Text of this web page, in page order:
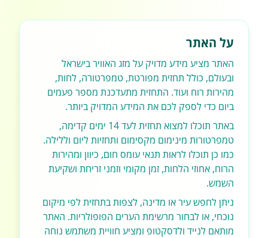
על האתר
האתר מציע מידע מדויק על מזג האוויר בישראל
ובעולם, כולל תחזית מפורטת, טמפרטורה, לחות,
מהירות רוח ועוד. התחזית מתעדכנת מספר פעמים
ביום כדי לספק לכם את המידע המדויק ביותר.
באתר תוכלו למצוא תחזית לעד 14 ימים קדימה,
טמפרטורות מינימום מקסימום ותחזיות ליום וללילה.
כמו כן תוכלו לראות תנאי עומס חום, כיוון ומהירות
הרוח, אחוזי הלחות, זמן מקומי וזמני זריחת ושקיעת
השמש.
ניתן לחפש עיר או מדינה, לצפות בתחזית לפי מיקום
נוכחי, או לבחור מרשימת הערים הפופולריות. האתר
מותאם לנייד ולדסקטופ ומציע חוויית משתמש נוחה